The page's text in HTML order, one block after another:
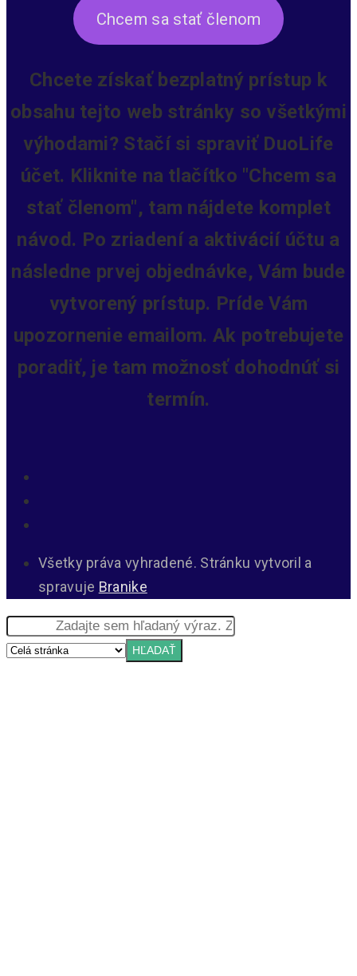
Chcem sa stať členom
Chcete získať bezplatný prístup k
obsahu tejto web stránky so všetkými
výhodami? Stačí si spraviť DuoLife
účet. Kliknite na tlačítko "Chcem sa
stať členom", tam nájdete komplet
návod. Po zriadení a aktivácií účtu a
následne prvej objednávke, Vám bude
vytvorený prístup. Príde Vám
upozornenie emailom. Ak potrebujete
poradiť, je tam možnosť dohodnúť si
termín.
Všetky práva vyhradené. Stránku vytvoril a
spravuje Branike